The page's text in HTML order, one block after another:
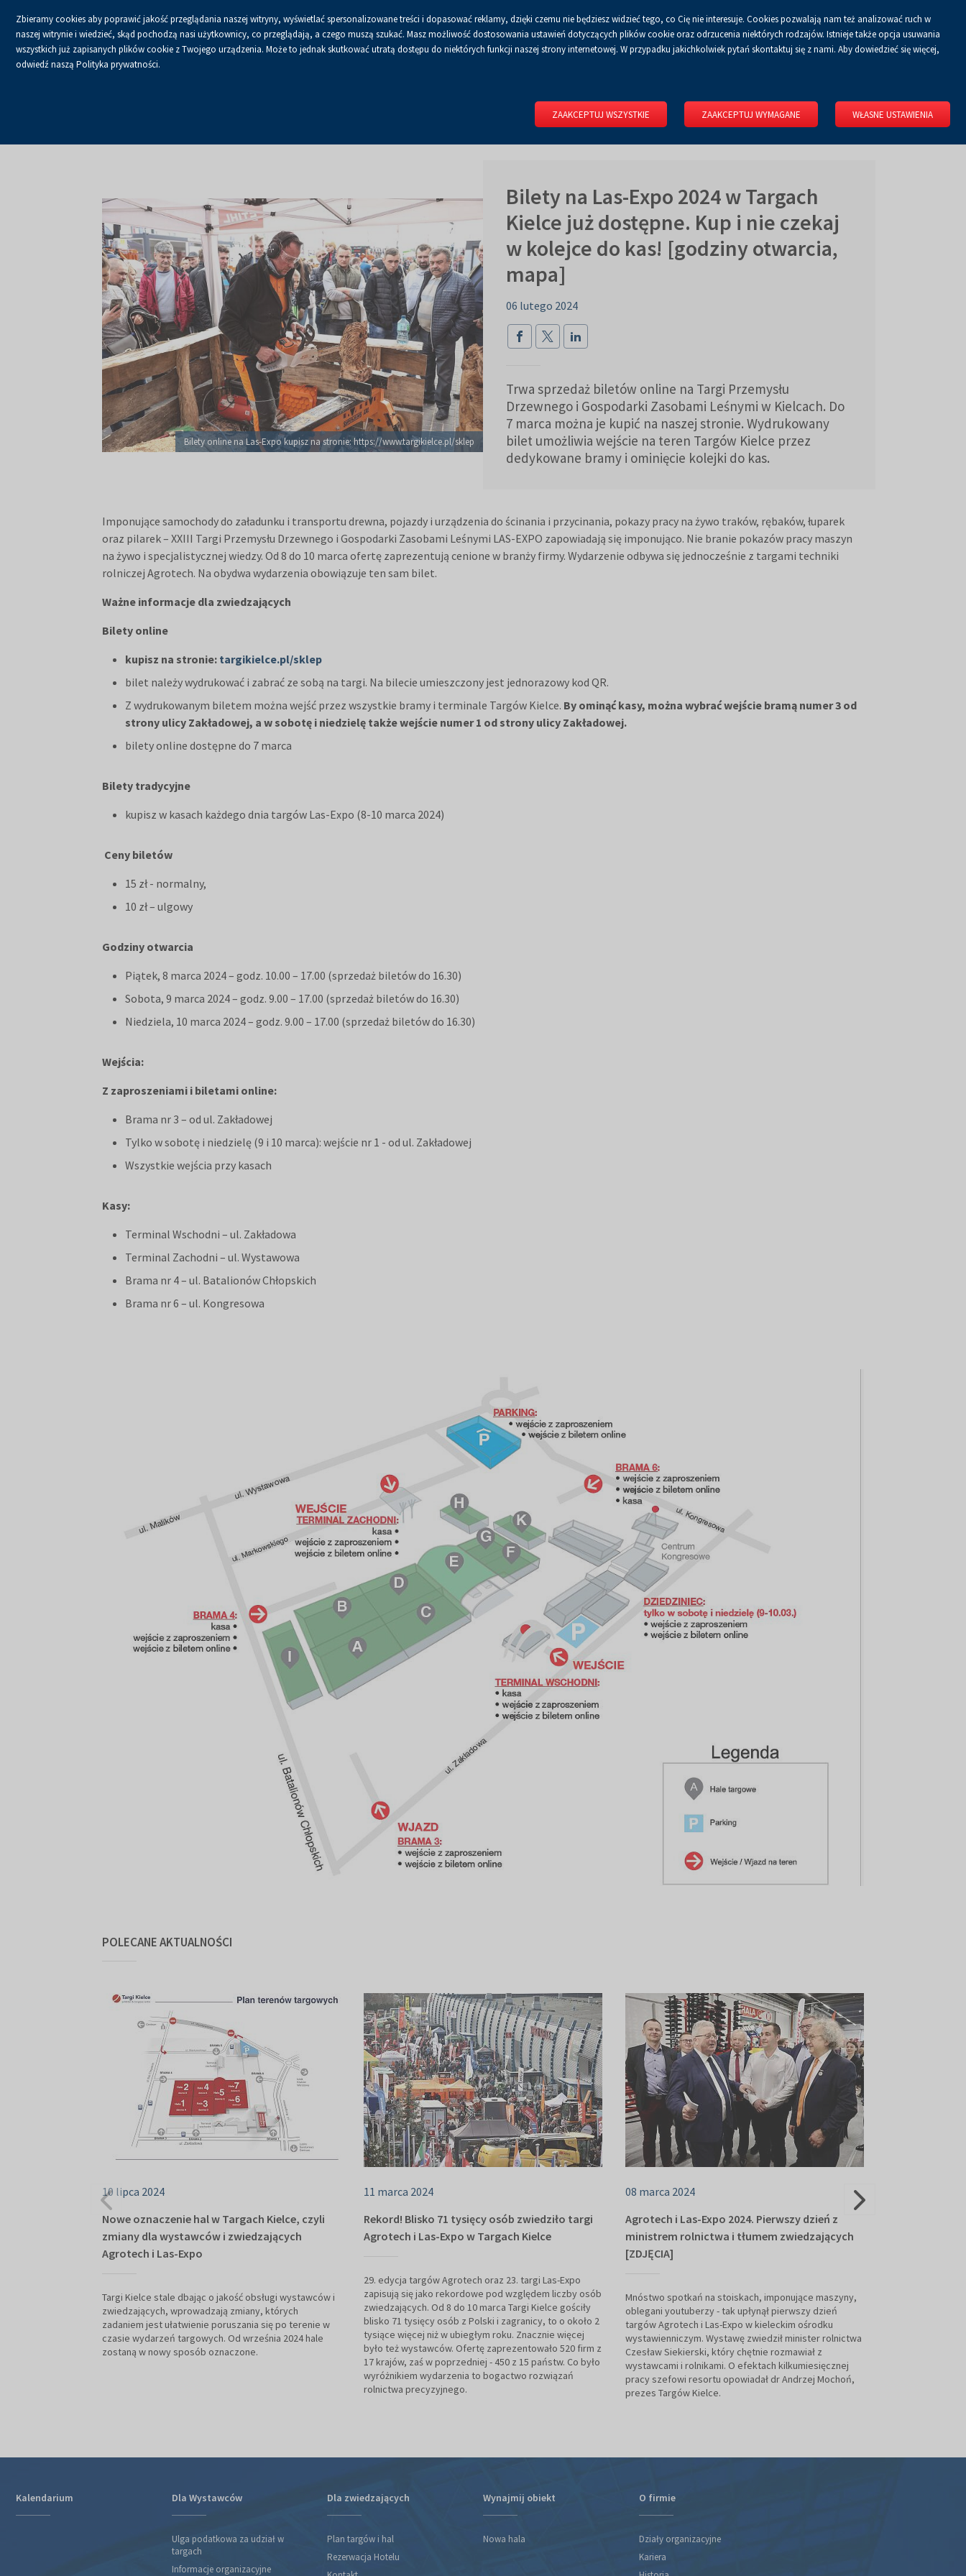
ACzcionka
domyślna
A+ Czcionka
powiększona
A++Czcionka
największa
A
Włącz
tryb
Włącz
wersję
RSS Dla mediów BIP Polityka prywatności ZALOGUJ SIĘ 0.00 zł Koszyk
Bilety online na Las-Expo kupisz na stronie: https://www.targikielce.pl/sklep
Bilety na Las-Expo 2024 w Targach
Kielce już dostępne. Kup i nie czekaj
w kolejce do kas! [godziny otwarcia,
mapa]
06 lutego 2024
Trwa sprzedaż biletów online na Targi Przemysłu
Drzewnego i Gospodarki Zasobami Leśnymi w Kielcach. Do
7 marca można je kupić na naszej stronie. Wydrukowany
bilet umożliwia wejście na teren Targów Kielce przez
dedykowane bramy i ominięcie kolejki do kas.
Imponujące samochody do załadunku i transportu drewna, pojazdy i urządzenia do ścinania i przycinania, pokazy pracy na żywo traków, rębaków, łuparek
oraz pilarek – XXIII Targi Przemysłu Drzewnego i Gospodarki Zasobami Leśnymi LAS-EXPO zapowiadają się imponująco. Nie branie pokazów pracy maszyn
na żywo i specjalistycznej wiedzy. Od 8 do 10 marca ofertę zaprezentują cenione w branży firmy. Wydarzenie odbywa się jednocześnie z targami techniki
rolniczej Agrotech. Na obydwa wydarzenia obowiązuje ten sam bilet.
Ważne informacje dla zwiedzających
Bilety online
kupisz na stronie: targikielce.pl/sklep
bilet należy wydrukować i zabrać ze sobą na targi. Na bilecie umieszczony jest jednorazowy kod QR.
Z wydrukowanym biletem można wejść przez wszystkie bramy i terminale Targów Kielce. By ominąć kasy, można wybrać wejście bramą numer 3 od
strony ulicy Zakładowej, a w sobotę i niedzielę także wejście numer 1 od strony ulicy Zakładowej.
bilety online dostępne do 7 marca
Bilety tradycyjne
kupisz w kasach każdego dnia targów Las-Expo (8-10 marca 2024)
Ceny biletów
15 zł - normalny,
10 zł – ulgowy
Godziny otwarcia
Piątek, 8 marca 2024 – godz. 10.00 – 17.00 (sprzedaż biletów do 16.30)
Sobota, 9 marca 2024 – godz. 9.00 – 17.00 (sprzedaż biletów do 16.30)
Niedziela, 10 marca 2024 – godz. 9.00 – 17.00 (sprzedaż biletów do 16.30)
Wejścia:
Z zaproszeniami i biletami online:
Brama nr 3 – od ul. Zakładowej
Tylko w sobotę i niedzielę (9 i 10 marca): wejście nr 1 - od ul. Zakładowej
Wszystkie wejścia przy kasach
Kasy:
Terminal Wschodni – ul. Zakładowa
Terminal Zachodni – ul. Wystawowa
Brama nr 4 – ul. Batalionów Chłopskich
Brama nr 6 – ul. Kongresowa
POLECANE AKTUALNOŚCI
10 lipca 2024
Nowe oznaczenie hal w Targach Kielce, czyli
zmiany dla wystawców i zwiedzających
Agrotech i Las-Expo
Targi Kielce stale dbając o jakość obsługi wystawców i
zwiedzających, wprowadzają zmiany, których
zadaniem jest ułatwienie poruszania się po terenie w
czasie wydarzeń targowych. Od września 2024 hale
zostaną w nowy sposób oznaczone.
11 marca 2024
Rekord! Blisko 71 tysięcy osób zwiedziło targi
Agrotech i Las-Expo w Targach Kielce
29. edycja targów Agrotech oraz 23. targi Las-Expo
zapisują się jako rekordowe pod względem liczby osób
zwiedzających. Od 8 do 10 marca Targi Kielce gościły
blisko 71 tysięcy osób z Polski i zagranicy, to o około 2
tysiące więcej niż w ubiegłym roku. Znacznie więcej
było też wystawców. Ofertę zaprezentowało 520 firm z
17 krajów, zaś w poprzedniej - 450 z 15 państw. Co było
wyróżnikiem wydarzenia to bogactwo rozwiązań
rolnictwa precyzyjnego.
08 marca 2024
Agrotech i Las-Expo 2024. Pierwszy dzień z
ministrem rolnictwa i tłumem zwiedzających
[ZDJĘCIA]
Mnóstwo spotkań na stoiskach, imponujące maszyny,
oblegani youtuberzy - tak upłynął pierwszy dzień
targów Agrotech i Las-Expo w kieleckim ośrodku
wystawienniczym. Wystawę zwiedził minister rolnictwa
Czesław Siekierski, który chętnie rozmawiał z
wystawcami i rolnikami. O efektach kilkumiesięcznej
pracy szefowi resortu opowiadał dr Andrzej Mochoń,
prezes Targów Kielce.
Kalendarium Dla Wystawców
Ulga podatkowa za udział w
targach
Informacje organizacyjne
Dla zwiedzających
Plan targów i hal
Rezerwacja Hotelu
Wynajmij obiekt
Nowa hala
O firmie
Działy organizacyjne
Kariera
Zbieramy cookies aby poprawić jakość przeglądania naszej witryny, wyświetlać spersonalizowane treści i dopasować reklamy, dzięki czemu nie będziesz widzieć tego, co Cię nie interesuje. Cookies pozwalają nam też analizować ruch w
naszej witrynie i wiedzieć, skąd pochodzą nasi użytkownicy, co przeglądają, a czego muszą szukać. Masz możliwość dostosowania ustawień dotyczących plików cookie oraz odrzucenia niektórych rodzajów. Istnieje także opcja usuwania
wszystkich już zapisanych plików cookie z Twojego urządzenia. Może to jednak skutkować utratą dostępu do niektórych funkcji naszej strony internetowej. W przypadku jakichkolwiek pytań skontaktuj się z nami. Aby dowiedzieć się więcej,
odwiedź naszą Polityka prywatności.
ZAAKCEPTUJ WSZYSTKIE ZAAKCEPTUJ WYMAGANE WŁASNE USTAWIENIA